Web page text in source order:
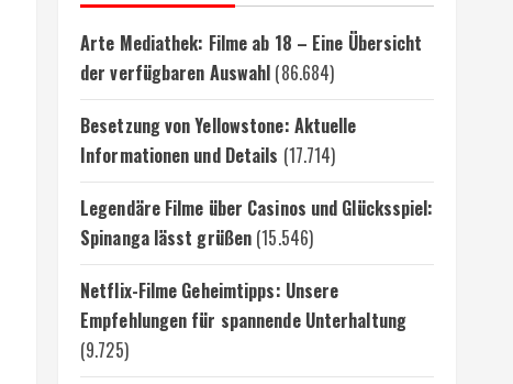
Arte Mediathek: Filme ab 18 – Eine Übersicht
der verfügbaren Auswahl (86.684)
Besetzung von Yellowstone: Aktuelle
Informationen und Details (17.714)
Legendäre Filme über Casinos und Glücksspiel:
Spinanga lässt grüßen (15.546)
Netflix-Filme Geheimtipps: Unsere
Empfehlungen für spannende Unterhaltung
(9.725)